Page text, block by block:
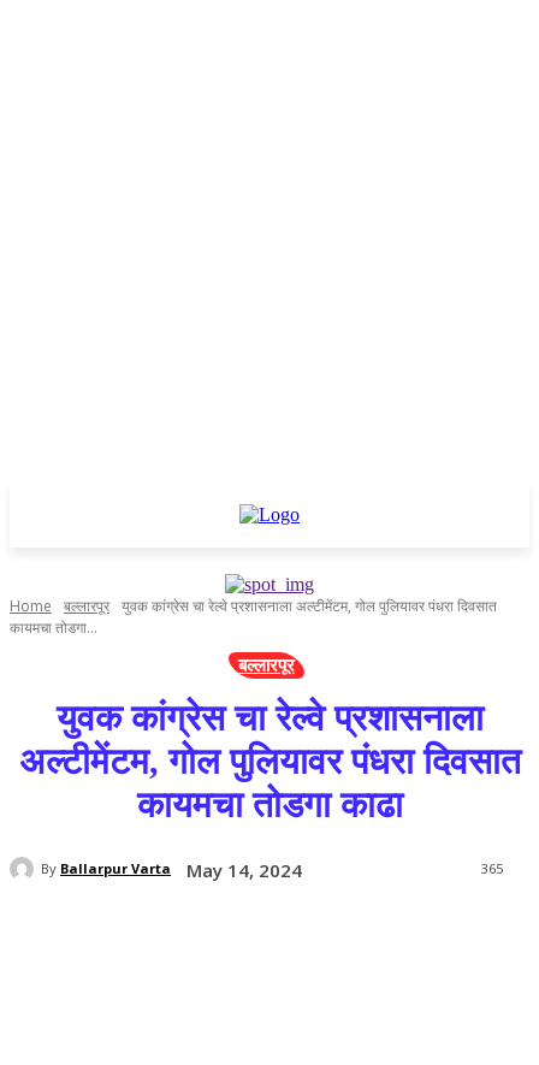
Home बल्लारपूर युवक कांग्रेस चा रेल्वे प्रशासनाला अल्टीमेंटम, गोल पुलियावर पंधरा दिवसात
कायमचा तोडगा...
बल्लारपूर
युवक कांग्रेस चा रेल्वे प्रशासनाला
अल्टीमेंटम, गोल पुलियावर पंधरा दिवसात
कायमचा तोडगा काढा
By Ballarpur Varta May 14, 2024 365